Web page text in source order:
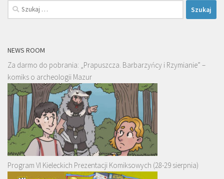
Szukaj:
NEWS ROOM
Za darmo do pobrania: „Prapuszcza. Barbarzyńcy i Rzymianie” –
komiks o archeologii Mazur
Program VI Kieleckich Prezentacji Komiksowych (28-29 sierpnia)